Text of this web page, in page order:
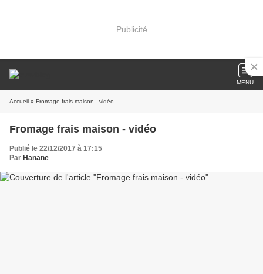
Publicité
MENU
Accueil » Fromage frais maison - vidéo
Fromage frais maison - vidéo
Publié le 22/12/2017 à 17:15
Par Hanane